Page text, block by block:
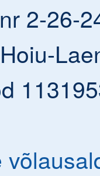
2-26-